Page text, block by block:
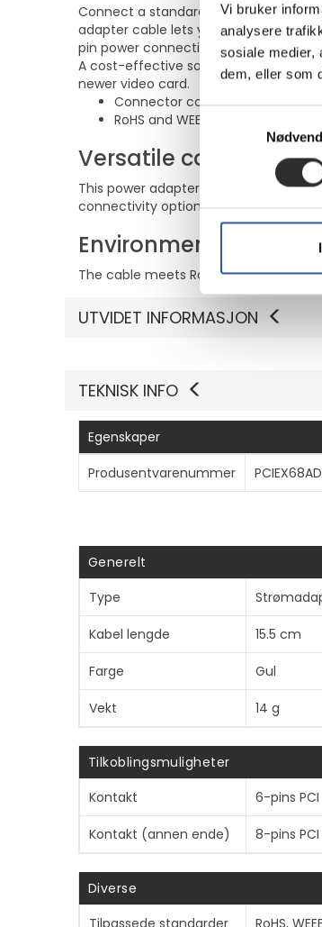
Vi bruker
analysere
sosiale medier,
dem, eller som
Samtykkevalg
Connect a standard 6-pin PCI Express
adapter cable lets you connect a
pin power connection.
A cost-effective solution, the PCIe 6
newer video card.
Connector compatibility for 6
RoHS and WEEE compliant for
Versatile connector
This power adapter cable features a
connectivity options within a wide
Environmentally
The cable meets RoHS and WEEE
UTVIDET INFORMASJON
TEKNISK INFO
Egenskaper
Produsentvarenummer
Generelt
Type
Kabel lengde 15.5 cm
Farge Gul
Vekt 14 g
Tilkoblingsmuligheter
Kontakt
6-pins
Kontakt (annen ende) 8-pins
Diverse
Tilpassede standarder
RoHS, WEEE